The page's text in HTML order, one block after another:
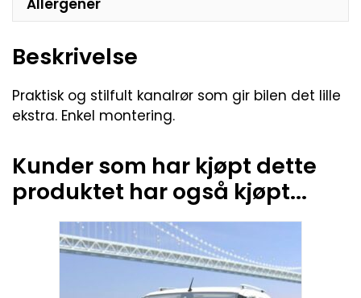
Allergener
Beskrivelse
Praktisk og stilfult kanalrør som gir bilen det lille
ekstra. Enkel montering.
Kunder som har kjøpt dette
produktet har også kjøpt...